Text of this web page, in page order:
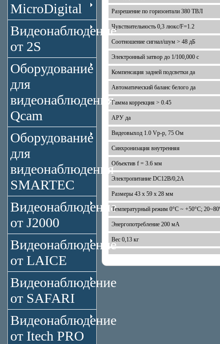
MicroDigital
Видеонаблюдение
от 2S
Оборудование
для
видеонаблюдения
Qcam
Оборудование
для
видеонаблюдения
SMARTEC
Видеонаблюдение
от J2000
Видеонаблюдение
от LAICE
Видеонаблюдение
от SAFARI
Видеонаблюдение
от Itech PRO
Разрешение по горизонтали 380 ТВЛ
Чувствительность 0,3 люкс/F=1.2
Соотношение сигнал/шум > 48 дБ
Электронный затвор до 1/100,000 с
Компенсация задней подсветки да
Автоматический баланс белого да
Гамма коррекция > 0.45
АРУ да
Видеовыход 1.0 Vp-p, 75 Ом
Синхронизация внутренняя
Объектив f = 3.6 мм
Электропитание DC12B/0,2A
Размеры 43 x 59 x 28 мм
Температурный режим 0°С ~ +50°С;
Энергопотребление 200 мА
Вес 0,13 кг